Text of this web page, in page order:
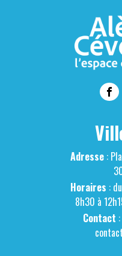
Adresse:
Horaires :
8h30 à
Contact